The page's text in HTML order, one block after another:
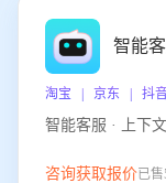
智能
淘宝 | 京东 | 抖
智能客服 · 上下
咨询获取报价已售